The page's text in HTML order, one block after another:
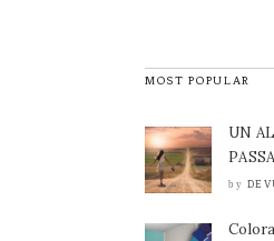
MOST POPULAR
UN
by